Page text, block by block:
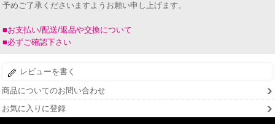
予めご了承くださいますようお願い申し上げます。
■お支払い/配送/返品や交換について
■必ずご確認下さい
レビューを書く
商品についてのお問い合わせ
お気に入りに登録